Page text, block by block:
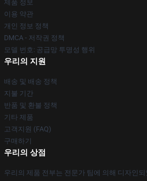
제품 정보
이용 약관
개인 정보 정책
DMCA - 저작권 정책
모델 번호: 공급망 투명성 행위
우리의 지원
배송 및 배송 정책
지불 기간
반품 및 환불 정책
기타 제품
고객지원 (FAQ)
구매하기
우리의 상점
우리의 제품 전부는 전문가 팀에 의해 디자인